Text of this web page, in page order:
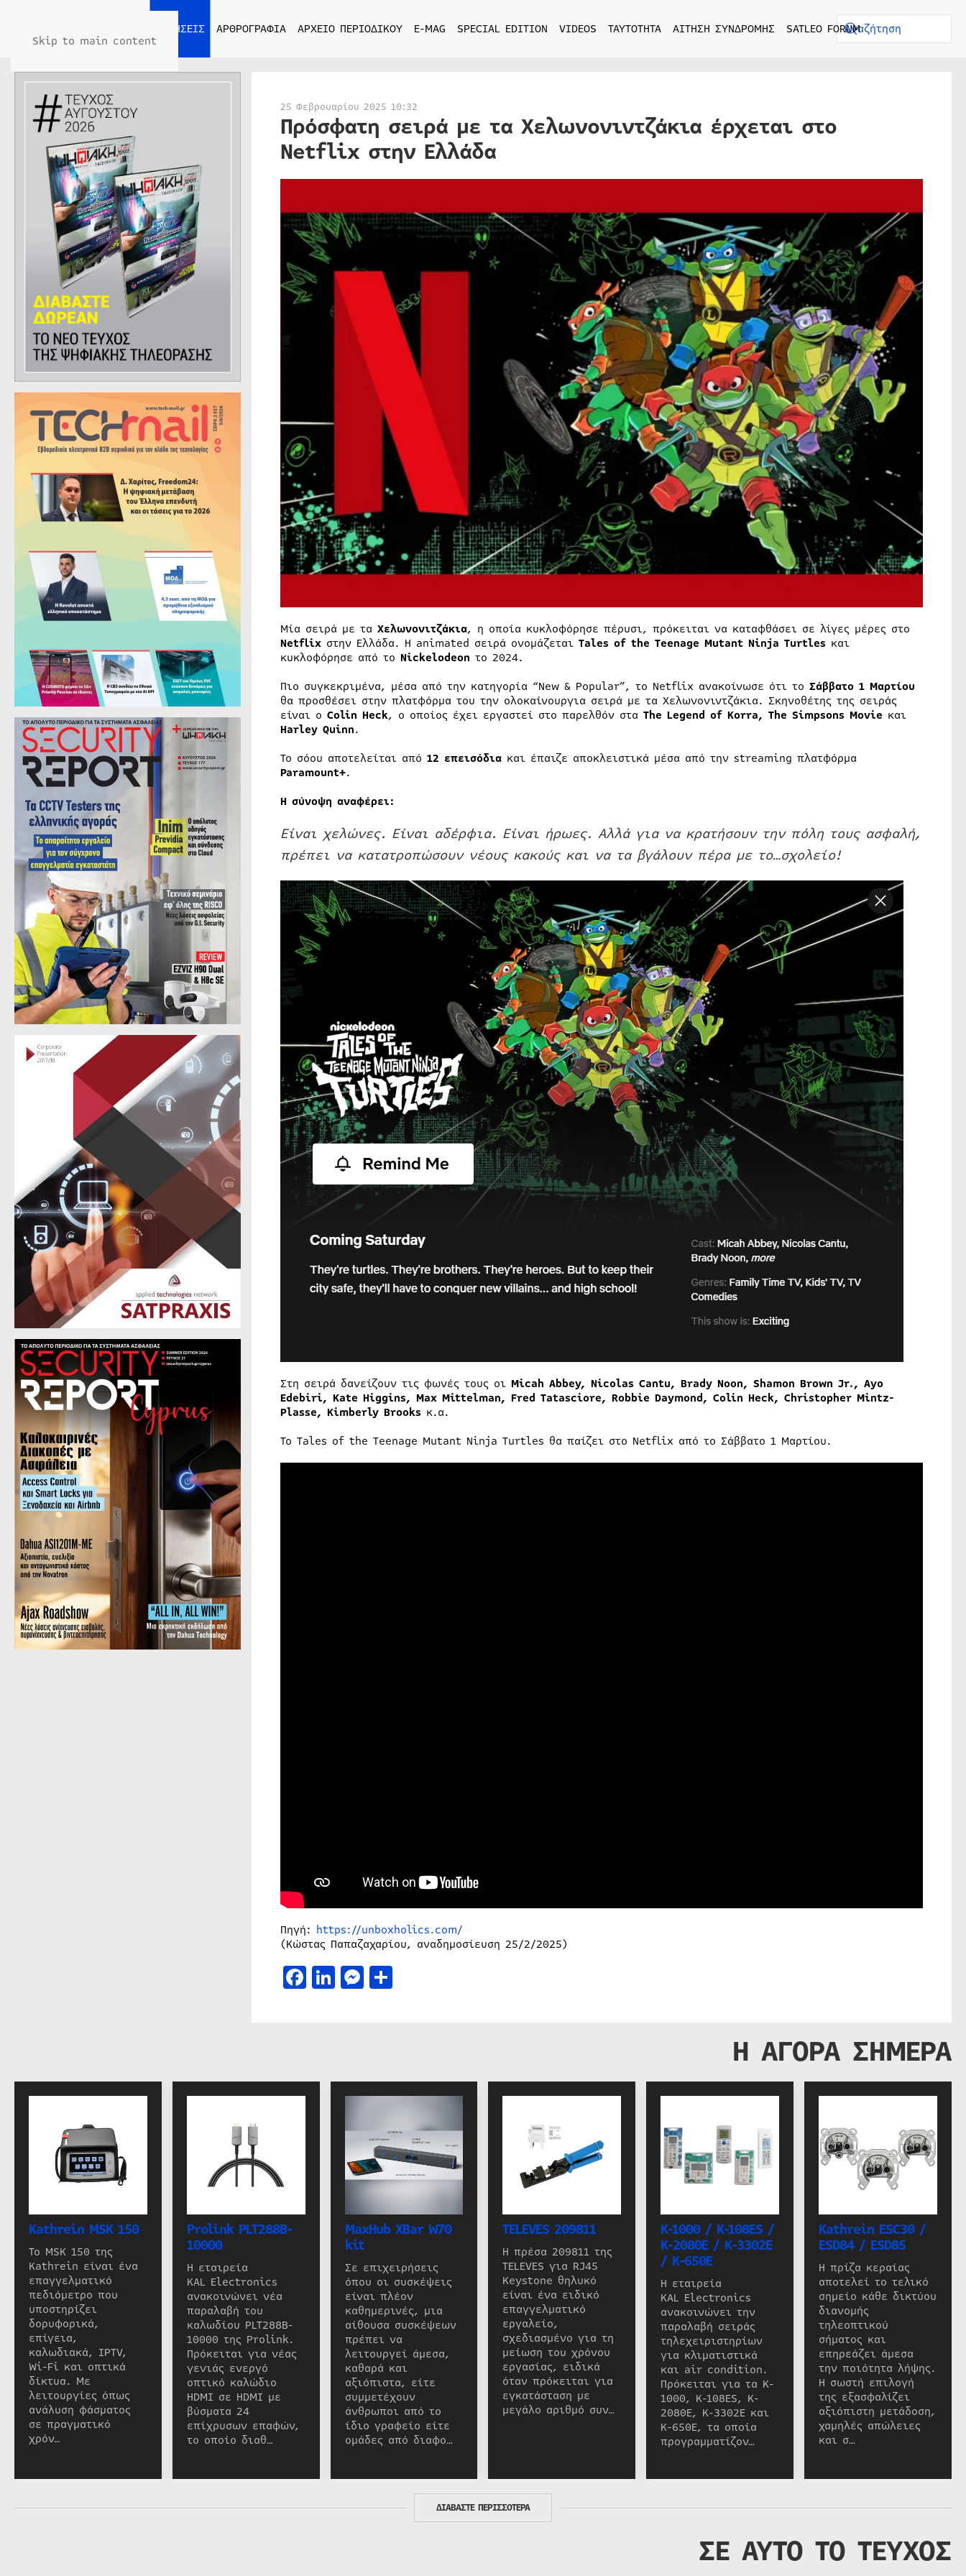
Skip to main content
ΕΙΔΗΣΕΙΣ ΑΡΘΡΟΓΡΑΦΙΑ ΑΡΧΕΙΟ ΠΕΡΙΟΔΙΚΟΥ E-MAG SPECIAL EDITION VIDEOS ΤΑΥΤΟΤΗΤΑ ΑΙΤΗΣΗ ΣΥΝΔΡΟΜΗΣ SATLEO FORUM
25 Φεβρουαρίου 2025 10:32
Πρόσφατη σειρά με τα Χελωνονιντζάκια έρχεται στο
Netflix στην Ελλάδα
Μία σειρά με τα Χελωνονιτζάκια, η οποία κυκλοφόρησε πέρυσι, πρόκειται να καταφθάσει σε λίγες μέρες στο
Netflixστην Ελλάδα. Η animated σειρά ονομάζεται Tales of the Teenage Mutant Ninja Turtles και
κυκλοφόρησε από το Nickelodeon το 2024.
Πιο συγκεκριμένα, μέσα από την κατηγορία “New & Popular”, το Netflix ανακοίνωσε ότι το Σάββατο 1 Μαρτίου
θα προσθέσει στην πλατφόρμα του την ολοκαίνουργια σειρά με τα Χελωνονιντζάκια. Σκηνοθέτης της σειράς
είναι ο Colin Heck, ο οποίος έχει εργαστεί στο παρελθόν στα The Legend of Korra, The Simpsons Movie και
Harley Quinn.
Το σόου αποτελείται από 12 επεισόδιακαι έπαιζε αποκλειστικά μέσα από την streaming πλατφόρμα
Paramount+.
Η σύνοψη αναφέρει:
Είναι χελώνες. Είναι αδέρφια. Είναι ήρωες. Αλλά για να κρατήσουν την πόλη τους ασφαλή,
πρέπει να κατατροπώσουν νέους κακούς και να τα βγάλουν πέρα με το…σχολείο!
Στη σειρά δανείζουν τις φωνές τους οι Micah Abbey, Nicolas Cantu, Brady Noon, Shamon Brown Jr., Ayo
Edebiri, Kate Higgins, Max Mittelman, Fred Tatasciore, Robbie Daymond, Colin Heck, Christopher Mintz-
Plasse, Kimberly Brooks κ.α.
Το Tales of the Teenage Mutant Ninja Turtles θα παίζει στο Netflix από το Σάββατο 1 Μαρτίου.
Πηγή: https://unboxholics.com/
(Κώστας Παπαζαχαρίου, αναδημοσίευση 25/2/2025)
Facebook
LinkedIn
Messenger
Μοιραστείτε
Η ΑΓΟΡΑ ΣΗΜΕΡΑ
Kathrein MSK 150
Το MSK 150 της
Kathrein είναι ένα
επαγγελματικό
πεδιόμετρο που
υποστηρίζει
δορυφορικά,
επίγεια,
καλωδιακά, IPTV,
Wi-Fi και οπτικά
δίκτυα. Με
λειτουργίες όπως
ανάλυση φάσματος
σε πραγματικό
χρόν…
Prolink PLT288B-
10000
Η εταιρεία
KAL Electronics
ανακοινώνει νέα
παραλαβή του
καλωδίου PLT288B-
10000 της Prolink.
Πρόκειται για νέας
γενιάς ενεργό
οπτικό καλώδιο
HDMI σε HDMI με
βύσματα 24
επίχρυσων επαφών,
το οποίο διαθ…
MaxHub XBar W70
kit
Σε επιχειρήσεις
όπου οι συσκέψεις
είναι πλέον
καθημερινές, μια
αίθουσα συσκέψεων
πρέπει να
λειτουργεί άμεσα,
καθαρά και
αξιόπιστα, είτε
συμμετέχουν
άνθρωποι από το
ίδιο γραφείο είτε
ομάδες από διαφο…
TELEVES 209811
Η πρέσα 209811 της
TELEVES για RJ45
Keystone θηλυκό
είναι ένα ειδικό
επαγγελματικό
εργαλείο,
σχεδιασμένο για τη
μείωση του χρόνου
εργασίας, ειδικά
όταν πρόκειται για
εγκατάσταση με
μεγάλο αριθμό συν…
K-1000 / K-108ES /
K-2080E / K-3302E
/ K-650E
Η εταιρεία
KAL Electronics
ανακοινώνει την
παραλαβή σειράς
τηλεχειριστηρίων
για κλιματιστικά
και air condition.
Πρόκειται για τα K-
1000, K-108ES, K-
2080E, K-3302E και
K-650E, τα οποία
προγραμματίζον…
Kathrein ESC30 /
ESD84 / ESD85
Η πρίζα κεραίας
αποτελεί το τελικό
σημείο κάθε δικτύου
διανομής
τηλεοπτικού
σήματος και
επηρεάζει άμεσα
την ποιότητα λήψης.
Η σωστή επιλογή
της εξασφαλίζει
αξιόπιστη μετάδοση,
χαμηλές απώλειες
και σ…
ΔΙΑΒΑΣΤΕ ΠΕΡΙΣΣΟΤΕΡΑ
ΣΕ ΑΥΤΟ ΤΟ ΤΕΥΧΟΣ